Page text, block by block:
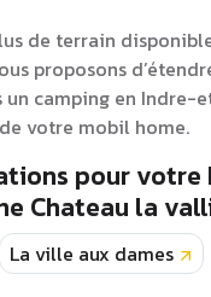
de terrain
proposons
un camping en Indre-
votre mobil home.
pour votre
Chateau la
La ville aux dames